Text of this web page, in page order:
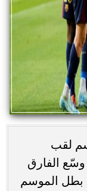
لقب
وسّع الفارق
بطل الموسم